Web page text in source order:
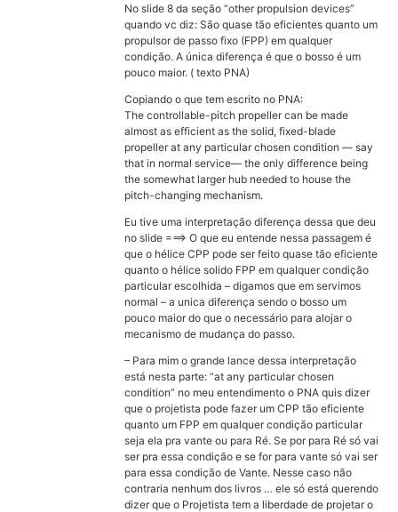
No slide 8 da seção “other propulsion devices”
quando vc diz: São quase tão eficientes quanto um
propulsor de passo fixo (FPP) em qualquer
condição. A única diferença é que o bosso é um
pouco maior. ( texto PNA)
Copiando o que tem escrito no PNA:
The controllable-pitch propeller can be made
almost as efficient as the solid, fixed-blade
propeller at any particular chosen condition — say
that in normal service— the only difference being
the somewhat larger hub needed to house the
pitch-changing mechanism.
Eu tive uma interpretação diferença dessa que deu
no slide ===> O que eu entende nessa passagem é
que o hélice CPP pode ser feito quase tão eficiente
quanto o hélice solido FPP em qualquer condição
particular escolhida – digamos que em servimos
normal – a unica diferença sendo o bosso um
pouco maior do que o necessário para alojar o
mecanismo de mudança do passo.
– Para mim o grande lance dessa interpretação
está nesta parte: “at any particular chosen
condition” no meu entendimento o PNA quis dizer
que o projetista pode fazer um CPP tão eficiente
quanto um FPP em qualquer condição particular
seja ela pra vante ou para Ré. Se por para Ré só vai
ser pra essa condição e se for para vante só vai ser
para essa condição de Vante. Nesse caso não
contraria nenhum dos livros … ele só está querendo
dizer que o Projetista tem a liberdade de projetar o